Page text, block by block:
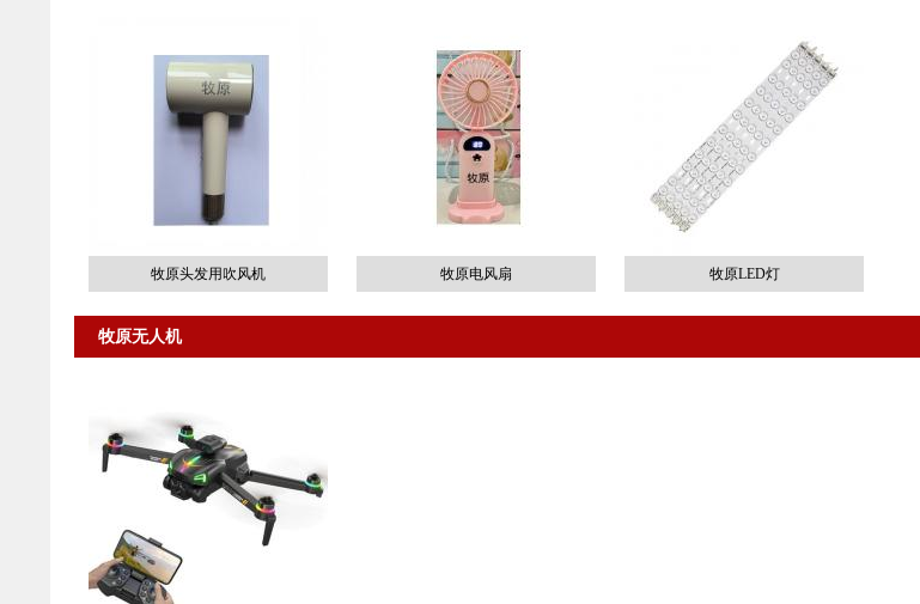
牧原头发用吹风机 牧原电风扇 牧原LED灯
牧原无人机